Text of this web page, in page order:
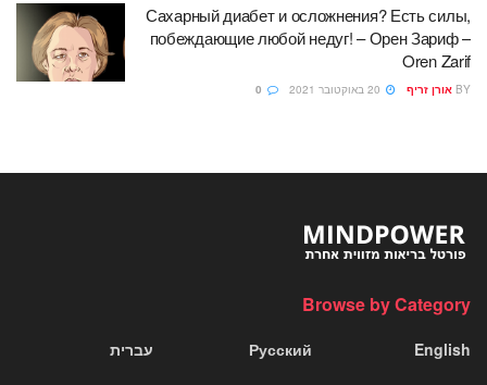
Сахарный диабет и осложнения? Есть силы,
побеждающие любой недуг! – Орен Зариф –
Oren Zarif
BY אורן זריף
Browse by Category
English
Русский עברית